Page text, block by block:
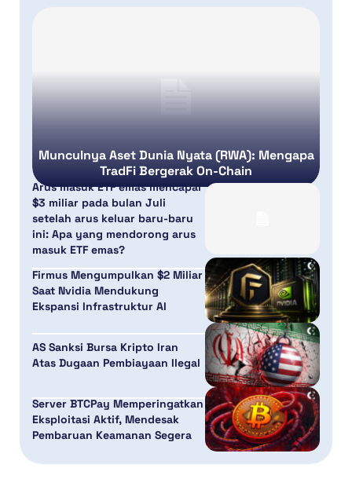
Munculnya Aset Dunia Nyata (RWA): Mengapa
TradFi Bergerak On-Chain
Arus masuk ETF emas mencapai
$3 miliar pada bulan Juli
setelah arus keluar baru-baru
ini: Apa yang mendorong arus
masuk ETF emas?
Firmus Mengumpulkan $2 Miliar
Saat Nvidia Mendukung
Ekspansi Infrastruktur AI
AS Sanksi Bursa Kripto Iran
Atas Dugaan Pembiayaan Ilegal
Server BTCPay Memperingatkan
Eksploitasi Aktif, Mendesak
Pembaruan Keamanan Segera